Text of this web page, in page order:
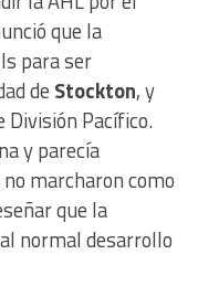
que la
para ser
de Stockton, y
Pacífico.
y parecía
marcharon como
que la
normal desarrollo